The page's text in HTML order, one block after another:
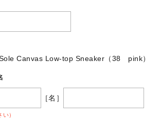
Canvas Low-top Sneaker（38 pink）
［名］
）